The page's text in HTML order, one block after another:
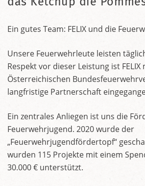
Ein gutes Team: FELIX und die
Unsere Feuerwehrleute leisten
Respekt vor dieser Leistung ist FELIX
Österreichischen
langfristige Partnerschaft
Ein zentrales Anliegen ist uns die
Feuerwehrjugend. 2020 wurde der
„Feuerwehrjugendfördertopf“
wurden 115 Projekte mit einem
30.000 € unterstützt.